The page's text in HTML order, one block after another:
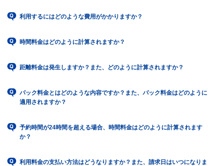
利用するにはどのような費用がかかりますか？
時間料金はどのように計算されますか？
距離料金は発生しますか？また、どのように計算されますか？
パック料金とはどのような内容ですか？また、パック料金はどのように
適用されますか？
予約時間が24時間を超える場合、時間料金はどのように計算されます
か？
利用料金の支払い方法はどうなりますか？また、請求日はいつになりま